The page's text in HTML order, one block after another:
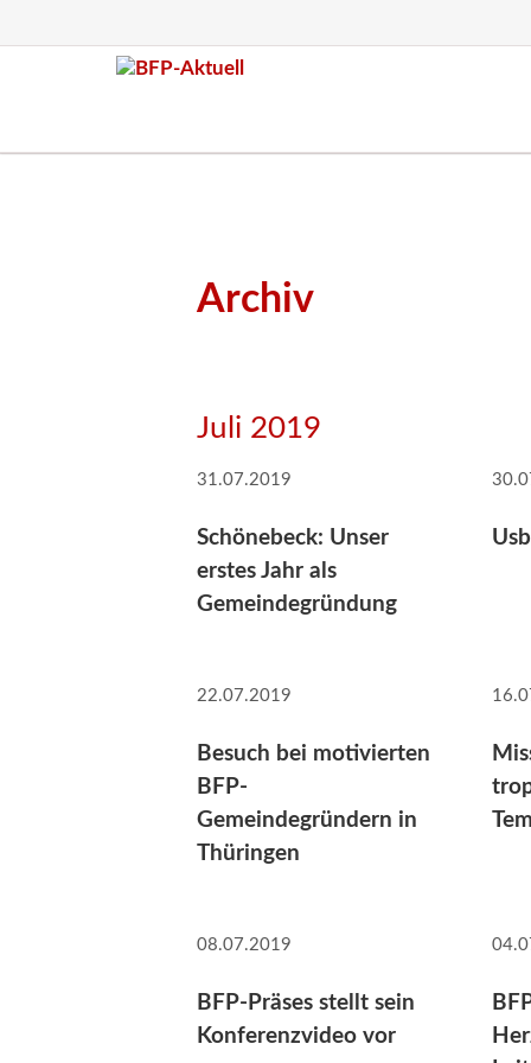
Archiv
Juli 2019
31.07.2019
Schönebeck: Unser
erstes Jahr als
Gemeindegründung
22.07.2019
Besuch bei motivierten
BFP-
Gemeindegründern in
Thüringen
08.07.2019
BFP-Präses stellt sein
Konferenzvideo vor